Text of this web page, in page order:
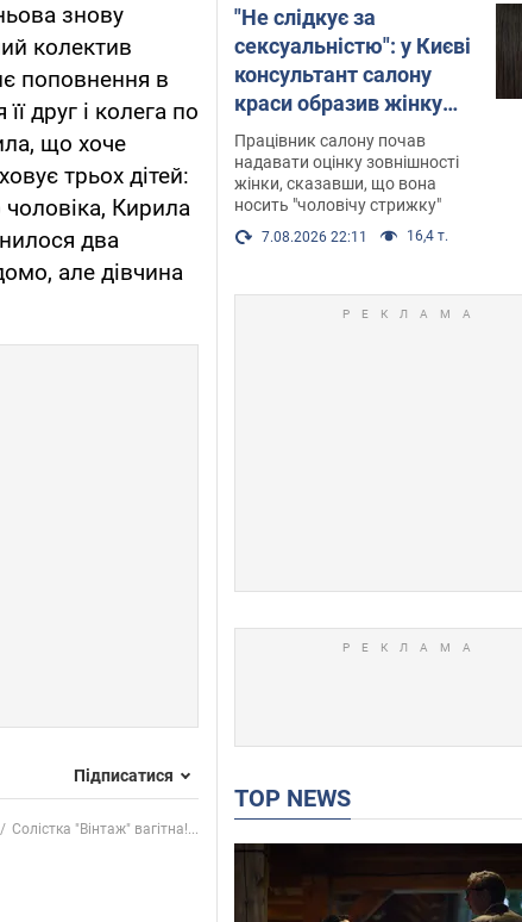
знову
колектив
поповнення в
друг і колега по
що хоче
трьох дітей:
чоловіка, Кирила
два
але дівчина
Підписатися
Солістка "Вінтаж" вагітна!...
"Не слідкує за
сексуальністю": у Києві
консультант салону
краси образив жінку
після хімієтерапії,
розгорівся скандал.
Фото
Працівник салону почав
надавати оцінку зовнішності
жінки, сказавши, що вона
носить "чоловічу стрижку"
7.08.2026 22:11 16,4 т.
TOP NEWS